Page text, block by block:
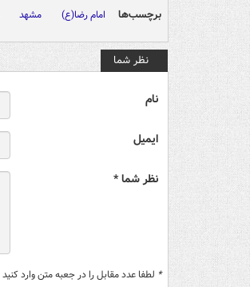
برچسب‌ها امام رضا(ع) مشهد
نظر شما
نام
ایمیل
نظر شما *
* لطفا عدد مقابل را در جعبه متن وارد کنید